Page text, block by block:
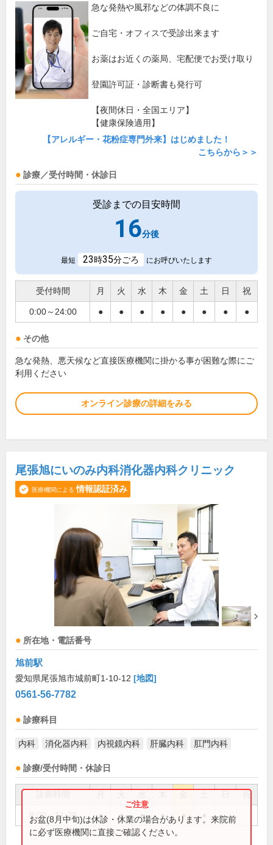
急な発熱や風邪などの体調不良に
ご自宅・オフィスで受診出来ます
お薬はお近くの薬局、宅配便でお受け取り
登園許可証・診断書も発行可
【夜間休日・全国エリア】
【健康保険適用】
【アレルギー・花粉症専門外来】はじめました！
こちらから＞＞
診療／受付時間・休診日
受診までの目安時間
16分後
最短 23時35分ごろ にお呼びいたします
受付時間 月 火 水 木 金 土 日 祝
0:00～24:00 ● ● ● ● ● ● ● ●
その他
急な発熱、悪天候など直接医療機関に掛かる事が困難な際にご
利用ください
オンライン診療の詳細をみる
尾張旭にいのみ内科消化器内科クリニック
医療機関による 情報認証済み
所在地・電話番号
旭前駅
愛知県尾張旭市城前町1-10-12 [地図]
0561-56-7782
診療科目
内科 消化器内科 内視鏡内科 肝臓内科 肛門内科
診療/受付時間・休診日
祝
9:00～11:30 ● ● ● ● ●
お盆(8月中旬)は休診・休業の場合があります。来院前
に必ず医療機関に直接ご確認ください。